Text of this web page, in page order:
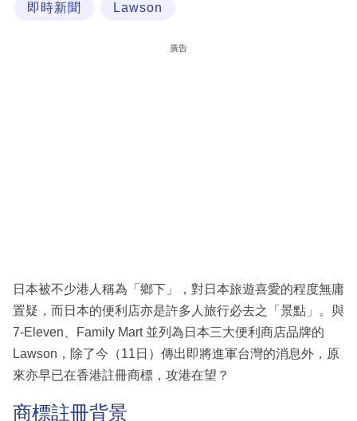
區
即時新聞 Lawson
廣告
日本被不少港人稱為「鄉下」，對日本旅遊喜愛的程度無庸
置疑，而日本的便利店亦是許多人旅行必去之「景點」。與
7-Eleven、Family Mart 並列為日本三大便利商店品牌的
Lawson，除了今（11日）傳出即將進軍台灣的消息外，原
來亦早已在香港註冊商標，攻港在望？
商標註冊背景